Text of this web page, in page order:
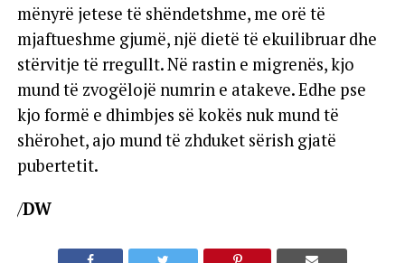
mënyrë jetese të shëndetshme, me orë të
mjaftueshme gjumë, një dietë të ekuilibruar dhe
stërvitje të rregullt. Në rastin e migrenës, kjo
mund të zvogëlojë numrin e atakeve. Edhe pse
kjo formë e dhimbjes së kokës nuk mund të
shërohet, ajo mund të zhduket sërish gjatë
pubertetit.
/DW